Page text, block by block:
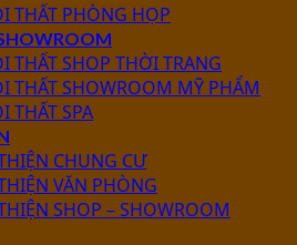
THẤT PHÒNG HỌP
THẤT SHOP THỜI TRANG
THẤT SHOWROOM MỸ PHẨM
THẤT SPA
CHUNG CƯ
VĂN PHÒNG
SHOP – SHOWROOM